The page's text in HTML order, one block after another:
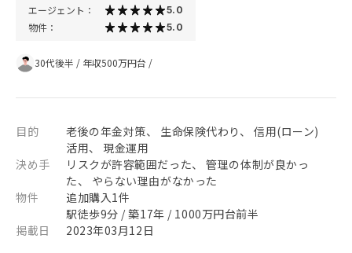
エージェント： 5.0
物件： 5.0
30代後半 / 年収500万円台 /
目的
老後の年金対策、 生命保険代わり、 信用(ローン)
活用、 現金運用
決め手
リスクが許容範囲だった、 管理の体制が良かっ
た、 やらない理由がなかった
物件
追加購入1件
駅徒歩9分 / 築17年 / 1000万円台前半
掲載日
2023年03月12日